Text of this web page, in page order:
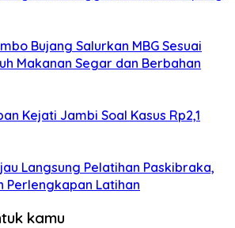
Bujang Salurkan MBG Sesuai
Makanan Segar dan Berbahan
Kejati Jambi Soal Kasus Rp2,1
Langsung Pelatihan Paskibraka,
Perlengkapan Latihan
kamu